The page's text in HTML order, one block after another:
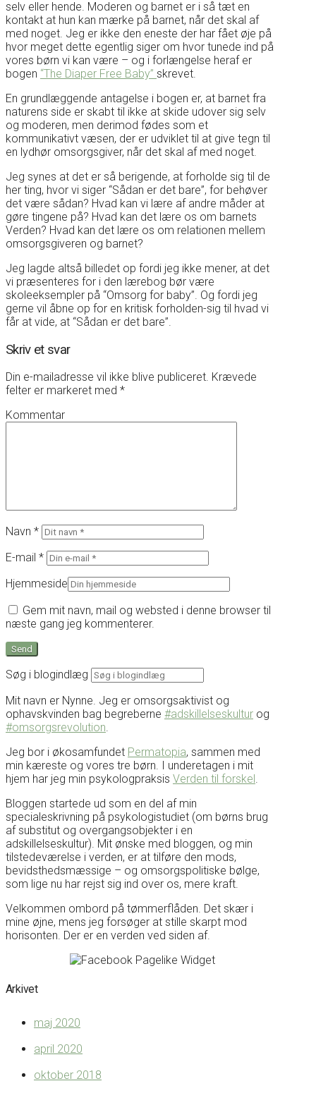
selv eller hende. Moderen og barnet er i så tæt en
kontakt at hun kan mærke på barnet, når det skal af
med noget. Jeg er ikke den eneste der har fået øje på
hvor meget dette egentlig siger om hvor tunede ind på
vores børn vi kan være – og i forlængelse heraf er
bogen “The Diaper Free Baby” skrevet.
En grundlæggende antagelse i bogen er, at barnet fra
naturens side er skabt til ikke at skide udover sig selv
og moderen, men derimod fødes som et
kommunikativt væsen, der er udviklet til at give tegn til
en lydhør omsorgsgiver, når det skal af med noget.
Jeg synes at det er så berigende, at forholde sig til de
her ting, hvor vi siger “Sådan er det bare”, for behøver
det være sådan? Hvad kan vi lære af andre måder at
gøre tingene på? Hvad kan det lære os om barnets
Verden? Hvad kan det lære os om relationen mellem
omsorgsgiveren og barnet?
Jeg lagde altså billedet op fordi jeg ikke mener, at det
vi præsenteres for i den lærebog bør være
skoleeksempler på “Omsorg for baby”. Og fordi jeg
gerne vil åbne op for en kritisk forholden-sig til hvad vi
får at vide, at “Sådan er det bare”.
Skriv et svar
Din e-mailadresse vil ikke blive publiceret. Krævede
felter er markeret med *
Kommentar
Navn *
E-mail *
Hjemmeside
Gem mit navn, mail og websted i denne browser til
næste gang jeg kommenterer.
Søg i blogindlæg
Mit navn er Nynne. Jeg er omsorgsaktivist og
ophavskvinden bag begreberne #adskillelseskultur og
#omsorgsrevolution.
Jeg bor i økosamfundet Permatopia, sammen med
min kæreste og vores tre børn. I underetagen i mit
hjem har jeg min psykologpraksis Verden til forskel .
Bloggen startede ud som en del af min
specialeskrivning på psykologistudiet (om børns brug
af substitut og overgangsobjekter i en
adskillelseskultur). Mit ønske med bloggen, og min
tilstedeværelse i verden, er at tilføre den mods,
bevidsthedsmæssige – og omsorgspolitiske bølge,
som lige nu har rejst sig ind over os, mere kraft.
Velkommen ombord på tømmerflåden. Det skær i
mine øjne, mens jeg forsøger at stille skarpt mod
horisonten. Der er en verden ved siden af.
Arkivet
maj 2020
april 2020
oktober 2018